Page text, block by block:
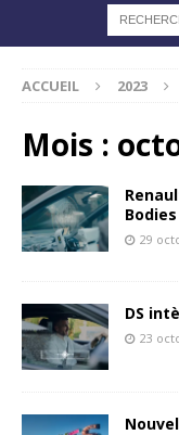
ACCUEIL 2023
Mois :
Bodies
29
DS
23